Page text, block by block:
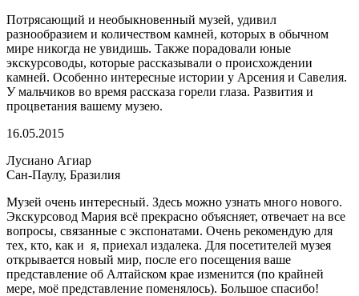
Потрясающий и необыкновенный музей, удивил
разнообразием и количеством камней, которых в обычном
мире никогда не увидишь. Также порадовали юные
экскурсоводы, которые рассказывали о происхождении
камней. Особенно интересные истории у Арсения и Савелия.
У мальчиков во время рассказа горели глаза. Развития и
процветания вашему музею.
16.05.2015
Лусиано Агиар
Сан-Паулу, Бразилия
Музей очень интересный. Здесь можно узнать много нового.
Экскурсовод Мария всё прекрасно объясняет, отвечает на все
вопросы, связанные с экспонатами. Очень рекомендую для
тех, кто, как и я, приехал издалека. Для посетителей музея
открывается новый мир, после его посещения ваше
представление об Алтайском крае изменится (по крайней
мере, моё представление поменялось). Большое спасибо!